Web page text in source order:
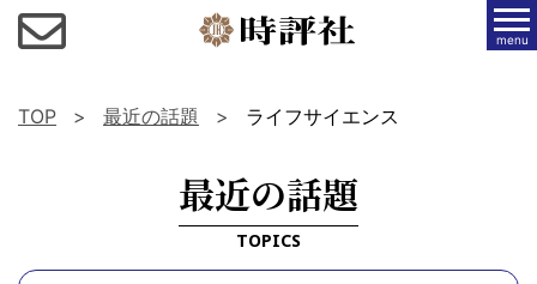
menu
TOP 最近の話題 ライフサイエンス
最近の話題
TOPICS